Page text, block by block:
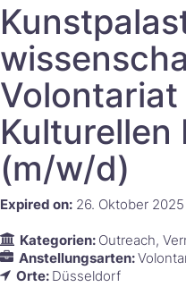
Kulturellen
(m/w/d)
Expired on: 26. Oktober 2025
Kategorien: Outreach
Anstellungsarten:
Orte: Düsseldorf